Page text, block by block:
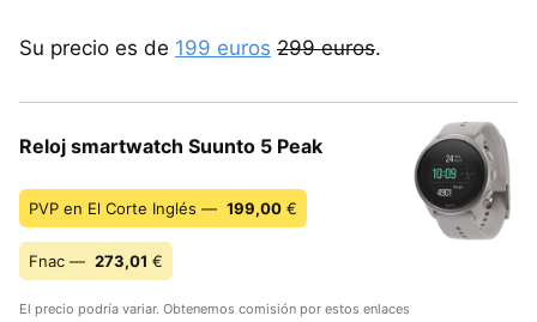
Su precio es de 199 euros 299 euros.
Reloj smartwatch Suunto 5 Peak
PVP en El Corte Inglés — 199,00 €
Fnac — 273,01 €
El precio podría variar. Obtenemos comisión por estos enlaces